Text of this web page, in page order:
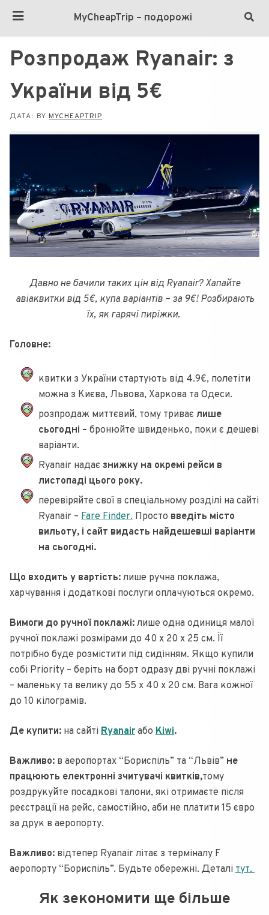
MyCheapTrip – подорожі
Розпродаж Ryanair: з
України від 5€
ДАТА: BY MYCHEAPTRIP
Давно не бачили таких цін від Ryanair? Хапайте
авіаквитки від 5€, купа варіантів – за 9€! Розбирають
їх, як гарячі пиріжки.
Головне:
квитки з України стартують від 4.9€, полетіти
можна з Києва, Львова, Харкова та Одеси.
розпродаж миттєвий, тому триває лише
сьогодні – бронюйте швиденько, поки є дешеві
варіанти.
Ryanair надає знижку на окремі рейси в
листопаді цього року.
перевіряйте свої в спеціальному розділі на сайті
Ryanair – Fare Finder. Просто введіть місто
вильоту, і сайт видасть найдешевші варіанти
на сьогодні.
Що входить у вартість: лише ручна поклажа,
харчування і додаткові послуги оплачуються окремо.
Вимоги до ручної поклажі: лише одна одиниця малої
ручної поклажі розмірами до 40 х 20 х 25 см. Її
потрібно буде розмістити під сидінням. Якщо купили
собі Priority – беріть на борт одразу дві ручні поклажі
– маленьку та велику до 55 x 40 x 20 см. Вага кожної
до 10 кілограмів.
Де купити: на сайті Ryanair або Kiwi.
Важливо: в аеропортах “Бориспіль” та “Львів” не
працюють електронні зчитувачі квитків,тому
роздрукуйте посадкові талони, які отримаєте після
реєстрації на рейс, самостійно, аби не платити 15 євро
за друк в аеропорту.
Важливо: відтепер Ryanair літає з терміналу F
аеропорту “Бориспіль”. Будьте обережні. Деталі тут.
Як зекономити ще більше